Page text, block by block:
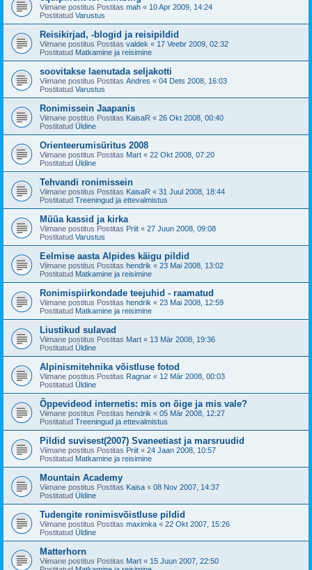
Viimane postitus Postitas mah « 10 Apr 2009, 14:24
Postitatud Varustus
Reisikirjad, -blogid ja reisipildid
Viimane postitus Postitas valdek « 17 Veebr 2009, 02:32
Postitatud Matkamine ja reisimine
soovitakse laenutada seljakotti
Viimane postitus Postitas Andres « 04 Dets 2008, 16:03
Postitatud Varustus
Ronimissein Jaapanis
Viimane postitus Postitas KaisaR « 26 Okt 2008, 00:40
Postitatud Üldine
Orienteerumisüritus 2008
Viimane postitus Postitas Mart « 22 Okt 2008, 07:20
Postitatud Üldine
Tehvandi ronimissein
Viimane postitus Postitas KaisaR « 31 Juul 2008, 18:44
Postitatud Treeningud ja ettevalmistus
Müüa kassid ja kirka
Viimane postitus Postitas Priit « 27 Juun 2008, 09:08
Postitatud Varustus
Eelmise aasta Alpides käigu pildid
Viimane postitus Postitas hendrik « 23 Mai 2008, 13:02
Postitatud Matkamine ja reisimine
Ronimispiirkondade teejuhid - raamatud
Viimane postitus Postitas hendrik « 23 Mai 2008, 12:59
Postitatud Matkamine ja reisimine
Liustikud sulavad
Viimane postitus Postitas Mart « 13 Mär 2008, 19:36
Postitatud Üldine
Alpinismitehnika võistluse fotod
Viimane postitus Postitas Ragnar « 12 Mär 2008, 00:03
Postitatud Üldine
Õppevideod internetis: mis on õige ja mis vale?
Viimane postitus Postitas hendrik « 05 Mär 2008, 12:27
Postitatud Treeningud ja ettevalmistus
Pildid suvisest(2007) Svaneetiast ja marsruudid
Viimane postitus Postitas Priit « 24 Jaan 2008, 10:57
Postitatud Matkamine ja reisimine
Mountain Academy
Viimane postitus Postitas Kaisa « 08 Nov 2007, 14:37
Postitatud Üldine
Tudengite ronimisvõistluse pildid
Viimane postitus Postitas maximka « 22 Okt 2007, 15:26
Postitatud Üldine
Matterhorn
Viimane postitus Postitas Mart « 15 Juun 2007, 22:50